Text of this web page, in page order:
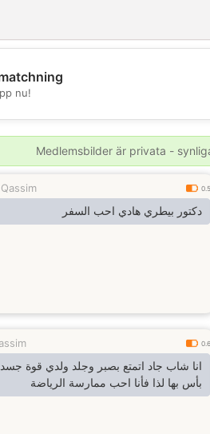
nu!
Medlemsbilder är privata -
Qassim 0.5
دكتور بيطري هادي احب السفر
0.6
انا شاب جاد اتمتع بصبر وجلد ولدي قوة
بأس بها لذا فأنا احب ممارسة الرياضة